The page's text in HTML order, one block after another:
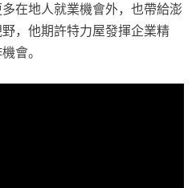
在地人就業機會外，也帶給澎
，他期許特力屋發揮企業精
會。